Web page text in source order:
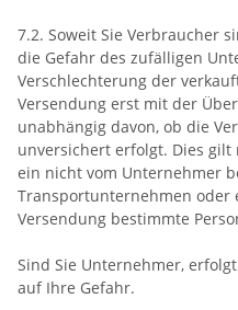
7.2. Soweit Sie Verbraucher
die Gefahr des zufälligen
Verschlechterung der
Versendung erst mit der
unabhängig davon, ob die
unversichert erfolgt. Dies
ein nicht vom Unternehmer
Transportunternehmen oder
Versendung bestimmte
Sind Sie Unternehmer,
auf Ihre Gefahr.